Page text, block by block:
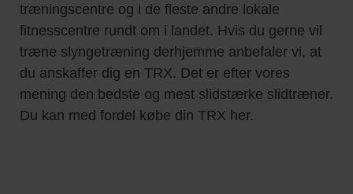
træningscentre og i de fleste andre lokale
fitnesscentre rundt om i landet. Hvis du gerne vil
træne slyngetræning derhjemme anbefaler vi, at
du anskaffer dig en TRX. Det er efter vores
mening den bedste og mest slidstærke slidtræner.
Du kan med fordel købe din TRX her.